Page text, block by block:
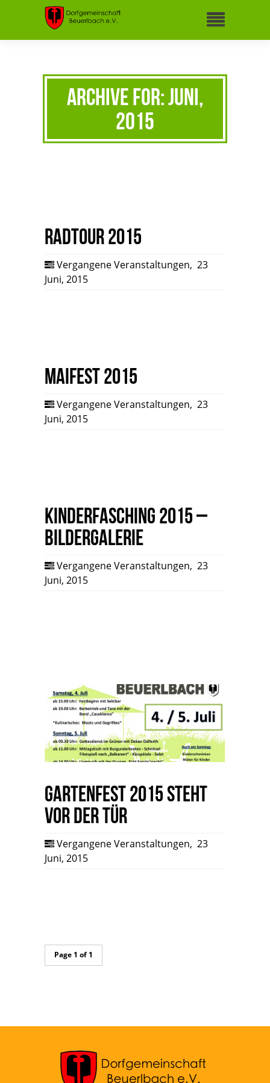
Archive for: Juni,
2015
Radtour 2015
Vergangene Veranstaltungen, 23
Juni, 2015
Maifest 2015
Vergangene Veranstaltungen, 23
Juni, 2015
Kinderfasching 2015 –
Bildergalerie
Vergangene Veranstaltungen, 23
Juni, 2015
Gartenfest 2015 steht
vor der Tür
Vergangene Veranstaltungen, 23
Juni, 2015
Page 1 of 1